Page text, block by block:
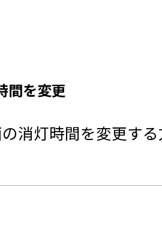
間を変更
消灯時間を変更す